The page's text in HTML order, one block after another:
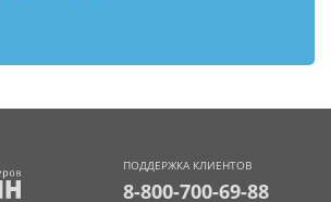
ПОДДЕРЖКА КЛИЕНТОВ
8-800-700-69-88